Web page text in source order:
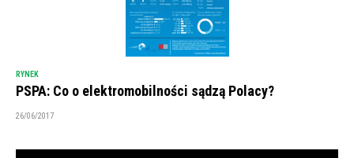
RYNEK
PSPA: Co o elektromobilności sądzą Polacy?
26/06/2017